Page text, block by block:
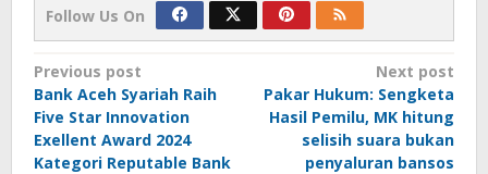
Follow Us On
Post
navigation
Previous post
Bank Aceh Syariah Raih
Five Star Innovation
Exellent Award 2024
Kategori Reputable Bank
Next post
Pakar Hukum: Sengketa
Hasil Pemilu, MK hitung
selisih suara bukan
penyaluran bansos